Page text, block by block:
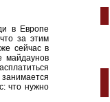
в Европе
за этим
сейчас в
майдаунов
что нужно